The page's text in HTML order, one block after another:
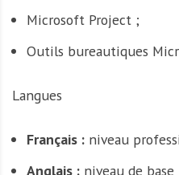
Microsoft Project ;
Outils bureautiques
Langues
Français :niveau
Anglais :niveau de base